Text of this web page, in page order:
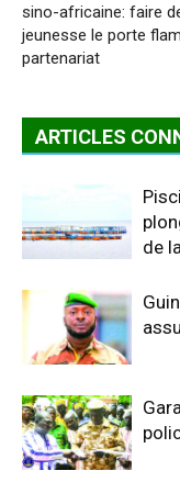
sino-africaine: faire
jeunesse le porte
partenariat
ARTICLES
de